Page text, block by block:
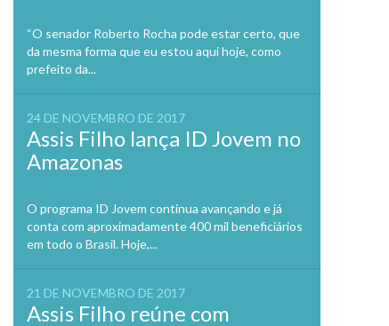
“O senador Roberto Rocha pode estar certo, que
da mesma forma que eu estou aqui hoje, como
prefeito da...
24 DE NOVEMBRO DE 2017
Assis Filho lança ID Jovem no
Amazonas
O programa ID Jovem continua avançando e já
conta com aproximadamente 400 mil beneficiários
em todo o Brasil. Hoje,...
21 DE NOVEMBRO DE 2017
Assis Filho reúne com